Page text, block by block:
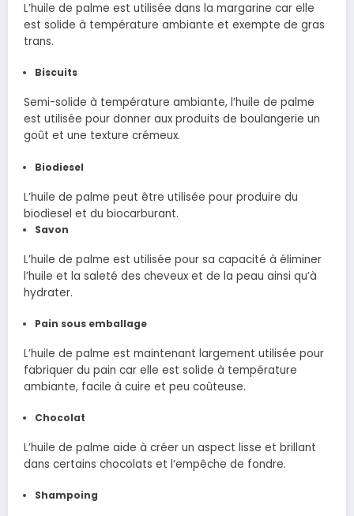
L’huile de palme est utilisée dans la margarine car elle
est solide à température ambiante et exempte de gras
trans.
Biscuits
Semi-solide à température ambiante, l’huile de palme
est utilisée pour donner aux produits de boulangerie un
goût et une texture crémeux.
Biodiesel
L’huile de palme peut être utilisée pour produire du
biodiesel et du biocarburant.
Savon
L’huile de palme est utilisée pour sa capacité à éliminer
l’huile et la saleté des cheveux et de la peau ainsi qu’à
hydrater.
Pain sous emballage
L’huile de palme est maintenant largement utilisée pour
fabriquer du pain car elle est solide à température
ambiante, facile à cuire et peu coûteuse.
Chocolat
L’huile de palme aide à créer un aspect lisse et brillant
dans certains chocolats et l’empêche de fondre.
Shampoing